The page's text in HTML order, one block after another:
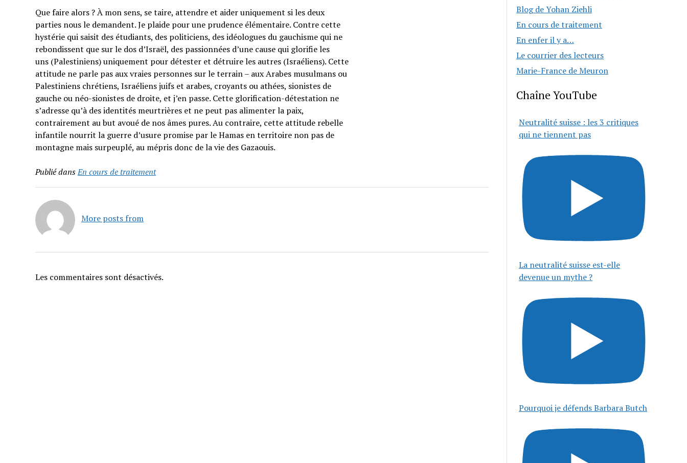
Que faire alors ? À mon sens, se taire, attendre et aider uniquement si les deux
parties nous le demandent. Je plaide pour une prudence élémentaire. Contre cette
hystérie qui saisit des étudiants, des politiciens, des idéologues du gauchisme qui ne
rebondissent que sur le dos d’Israël, des passionnées d’une cause qui glorifie les
uns (Palestiniens) uniquement pour détester et détruire les autres (Israéliens). Cette
attitude ne parle pas aux vraies personnes sur le terrain – aux Arabes musulmans ou
Palestiniens chrétiens, Israéliens juifs et arabes, croyants ou athées, sionistes de
gauche ou néo-sionistes de droite, et j’en passe. Cette glorification-détestation ne
s’adresse qu’à des identités meurtrières et ne peut pas alimenter la paix,
contrairement au but avoué de nos âmes pures. Au contraire, cette attitude rebelle
infantile nourrit la guerre d’usure promise par le Hamas en territoire non pas de
montagne mais surpeuplé, au mépris donc de la vie des Gazaouis.
Publié dansEn cours de traitement
More posts from
Les commentaires sont désactivés.
Blog de Yohan Ziehli
En cours de traitement
En enfer il y a…
Le courrier des lecteurs
Marie-France de Meuron
Chaîne YouTube
Neutralité suisse : les 3 critiques
qui ne tiennent pas
La neutralité suisse est-elle
devenue un mythe ?
Pourquoi je défends Barbara Butch